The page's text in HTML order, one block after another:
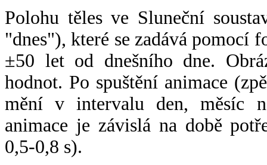
Polohu těles ve Sluneční
"dnes"), které se zadává pomocí
±50 let od dnešního dne.
hodnot. Po spuštění animace
mění v intervalu den, měsíc
animace je závislá na době
0,5-0,8 s).